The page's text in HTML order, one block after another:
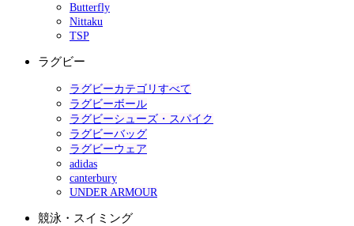
Butterfly
Nittaku
TSP
ラグビー
ラグビーカテゴリすべて
ラグビーボール
ラグビーシューズ・スパイク
ラグビーバッグ
ラグビーウェア
adidas
canterbury
UNDER ARMOUR
競泳・スイミング